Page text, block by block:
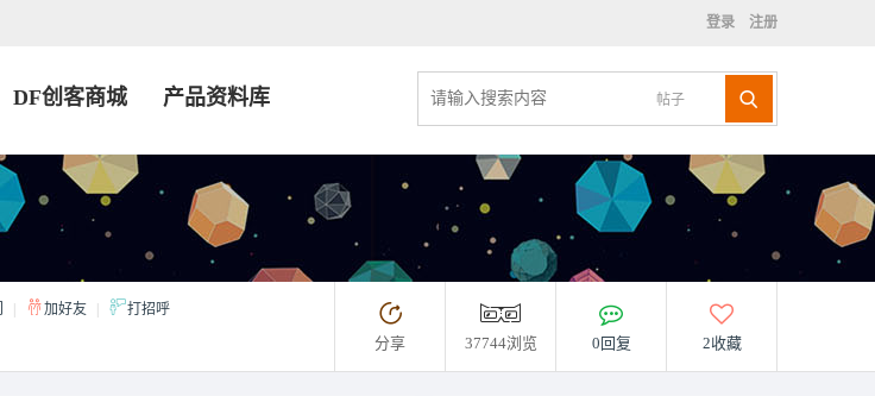
登录 注册
帖子
DF创客商城 产品资料库
加好友 打招呼
分享 37744浏览 0回复 2收藏